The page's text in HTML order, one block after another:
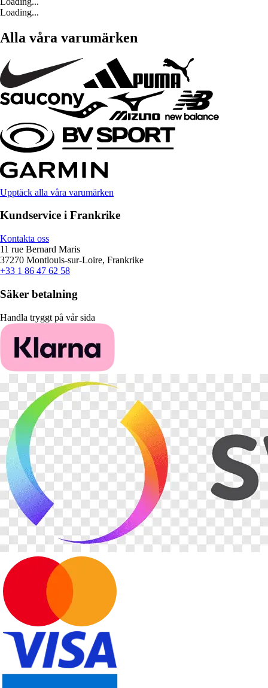
Loading...
Alla våra varumärken
Upptäck alla våra varumärken
Kundservice i Frankrike
Kontakta oss
11 rue Bernard Maris
37270 Montlouis-sur-Loire, Frankrike
+33 1 86 47 62 58
Säker betalning
Handla tryggt på vår sida